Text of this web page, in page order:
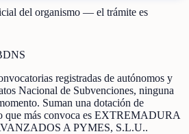
del organismo — el trámite es
registradas de autónomos y
Nacional de Subvenciones, ninguna
. Suman una dotación de
que más convoca es EXTREMADURA
A PYMES, S.L.U..